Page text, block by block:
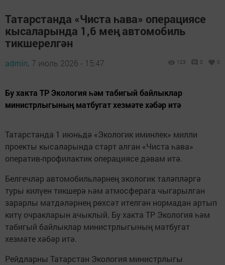
Татарстанда «Чиста һава» операциясе
кысаларында 1,6 мең автомобиль
тикшерелгән
admin, 7 июль 2026 - 15:47 123 0 0
Бу хакта ТР Экология һәм табигый байлыклар
министрлыгының матбугат хезмәте хәбәр итә
Татарстанда 1 июньдә «Экологик иминлек» милли
проекты кысаларында старт алган «Чиста һава»
оператив-профилактик операциясе дәвам итә.
Белгечләр автомобильләрнең экологик таләпләргә
туры килүен тикшерә һәм атмосферага чыгарылган
зарарлы матдәләрнең рөхсәт ителгән нормадан артып
китү очракларын ачыклый. Бу хакта ТР Экология һәм
табигый байлыклар министрлыгының матбугат
хезмәте хәбәр итә.
Рейдларны Татарстан Экология министрлыгы